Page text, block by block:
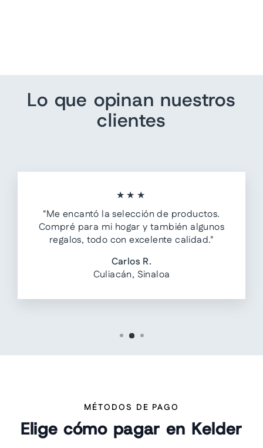
Lo que opinan nuestros
clientes
★★★
"Me encantó la selección de productos.
Compré para mi hogar y también algunos
regalos, todo con excelente calidad."
Carlos R.
Culiacán, Sinaloa
MÉTODOS DE PAGO
Elige cómo pagar en Kelder